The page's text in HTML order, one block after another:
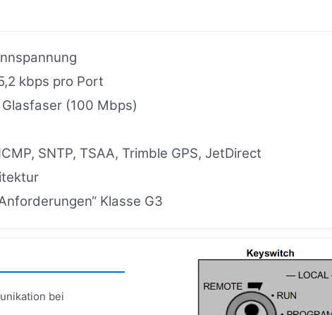
kbps pro Port
(100 Mbps)
SNTP, TSAA, Trimble GPS, JetDirect
Klasse G3
bei